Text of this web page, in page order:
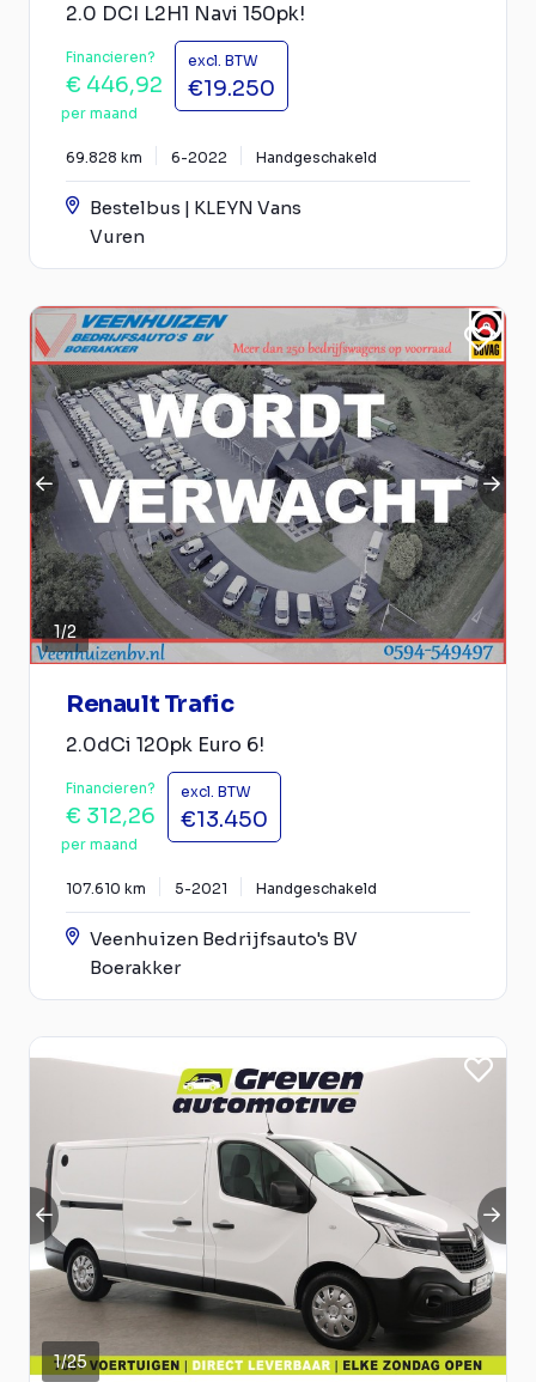
2.0 DCI L2H1 Navi 150pk!
Financieren?
€ 446,92
per maand
excl. BTW
€19.250
69.828 km 6-2022 Handgeschakeld
Bestelbus | KLEYN Vans
Vuren
1/2
Renault Trafic
2.0dCi 120pk Euro 6!
Financieren?
€ 312,26
per maand
excl. BTW
€13.450
107.610 km 5-2021 Handgeschakeld
Veenhuizen Bedrijfsauto's BV
Boerakker
1/25